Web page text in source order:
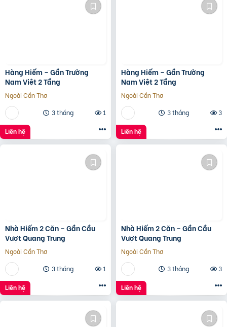
Hàng Hiếm – Gần Trường
Nam Việt 2 Tầng
Ngoài Cần Thơ
3 tháng
1
Liên hệ
Hàng Hiếm – Gần Trường
Nam Việt 2 Tầng
Ngoài Cần Thơ
3 tháng
3
Liên hệ
Nhà Hiếm 2 Căn – Gần Cầu
Vượt Quang Trung
Ngoài Cần Thơ
3 tháng
1
Liên hệ
Nhà Hiếm 2 Căn – Gần Cầu
Vượt Quang Trung
Ngoài Cần Thơ
3 tháng
3
Liên hệ